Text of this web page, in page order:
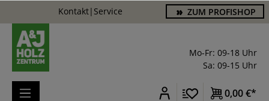
Kontakt| Service ZUM PROFISHOP
Mo-Fr: 09-18 Uhr
Sa: 09-15 Uhr
0,00 €*